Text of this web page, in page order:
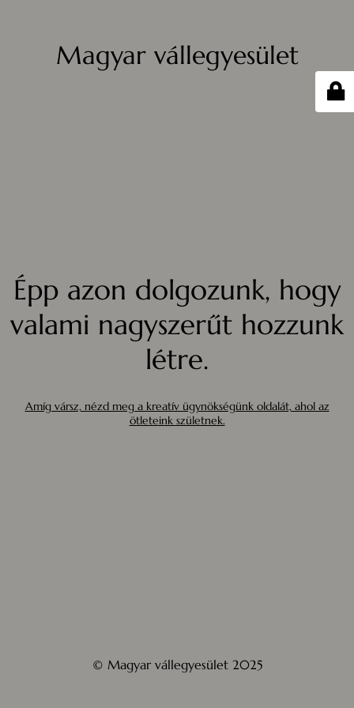
Magyar vállegyesület
Épp azon dolgozunk, hogy
valami nagyszerűt hozzunk
létre.
Amíg vársz, nézd meg a kreatív ügynökségünk oldalát, ahol az
ötleteink születnek.
© Magyar vállegyesület 2025